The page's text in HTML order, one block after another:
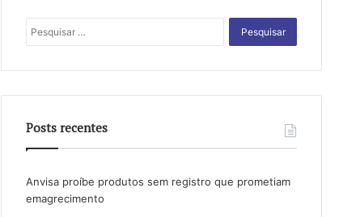
por:
Posts recentes
Anvisa proíbe produtos sem registro que prometiam
emagrecimento